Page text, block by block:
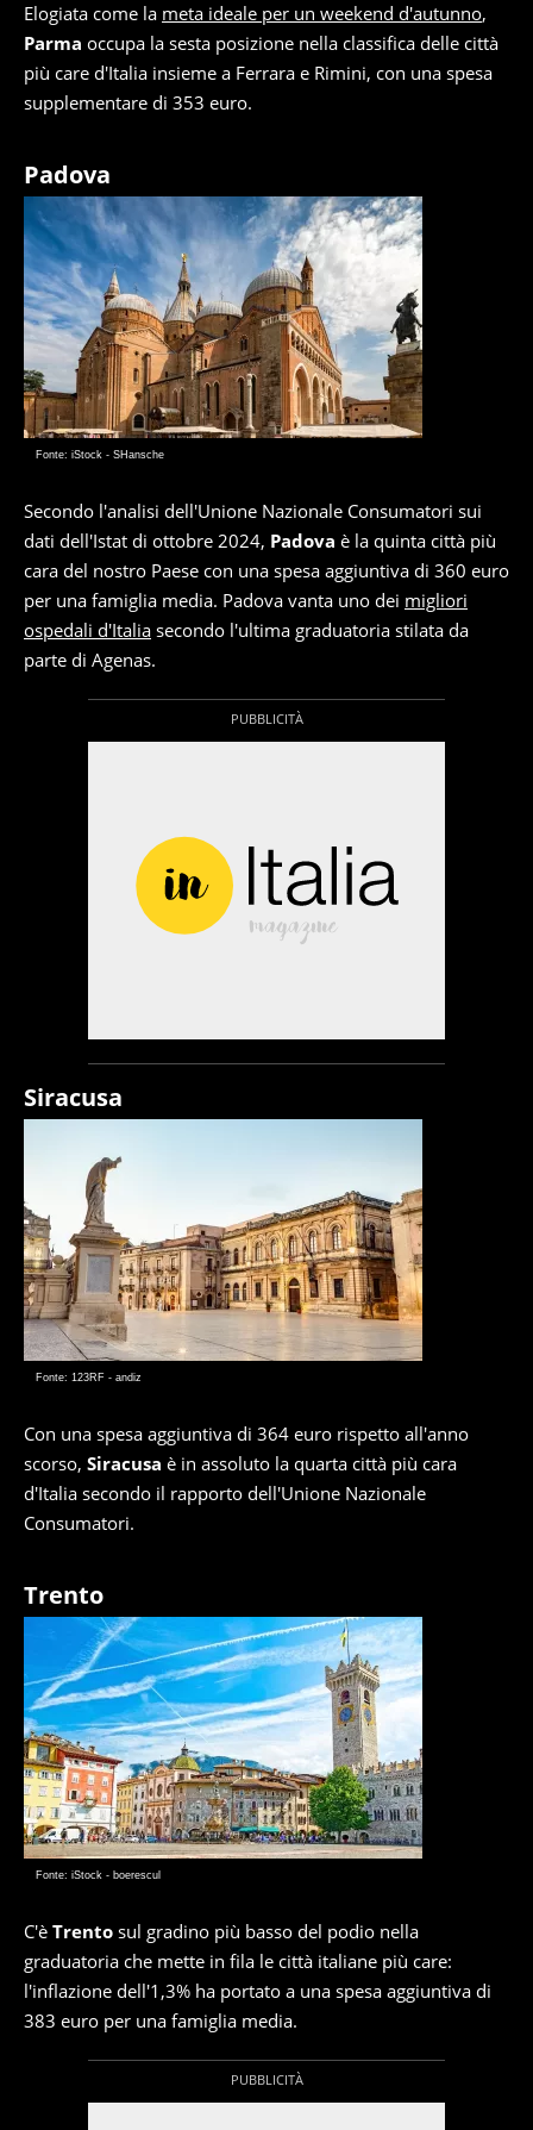
Elogiata come la meta ideale per un weekend d'autunno,
Parma occupa la sesta posizione nella classifica delle città
più care d'Italia insieme a Ferrara e Rimini, con una spesa
supplementare di 353 euro.
Padova
Fonte: iStock - SHansche
Secondo l'analisi dell'Unione Nazionale Consumatori sui
dati dell'Istat di ottobre 2024, Padova è la quinta città più
cara del nostro Paese con una spesa aggiuntiva di 360 euro
per una famiglia media. Padova vanta uno dei migliori
ospedali d'Italia secondo l'ultima graduatoria stilata da
parte di Agenas.
Siracusa
Fonte: 123RF - andiz
Con una spesa aggiuntiva di 364 euro rispetto all'anno
scorso, Siracusa è in assoluto la quarta città più cara
d'Italia secondo il rapporto dell'Unione Nazionale
Consumatori.
Trento
Fonte: iStock - boerescul
C'è Trento sul gradino più basso del podio nella
graduatoria che mette in fila le città italiane più care:
l'inflazione dell'1,3% ha portato a una spesa aggiuntiva di
383 euro per una famiglia media.